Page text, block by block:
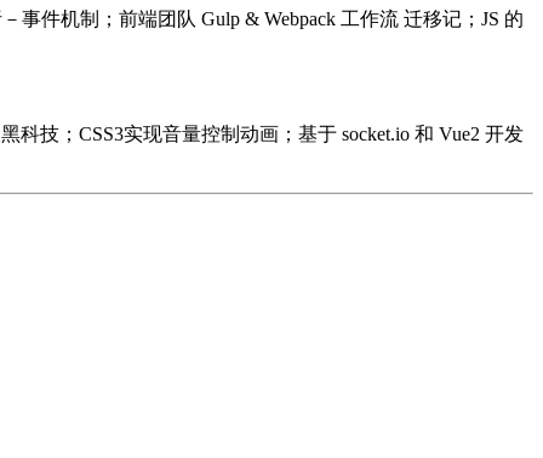
事件机制；前端团队 Gulp & Webpack 工作流 迁移记；JS 的
科技；CSS3实现音量控制动画；基于 socket.io 和 Vue2 开发